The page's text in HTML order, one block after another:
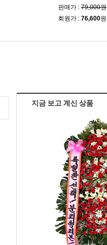
판매가 : 79,000원
회원가 : 76,600원
지금 보고 계신 상품